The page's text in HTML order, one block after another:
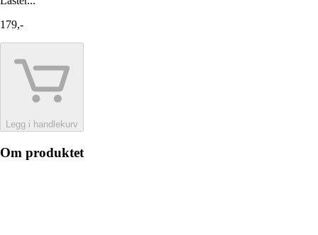
179,-
Legg i handlekurv
Om produktet